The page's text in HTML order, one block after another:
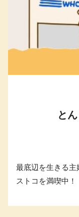
と
最底辺を生きる主
ストコを満喫中！